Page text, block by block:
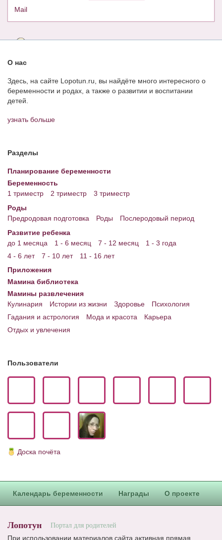
Mail
О нас
Здесь, на сайте Lopotun.ru, вы найдёте много интересного о
беременности и родах, а также о развитии и воспитании
детей.
узнать больше
Разделы
Планирование беременности
Беременность
1 триместр
2 триместр
3 триместр
Роды
Предродовая подготовка
Роды
Послеродовый период
Развитие ребенка
до 1 месяца
1 - 6 месяц 7 - 12 месяц
1 - 3 года
4 - 6 лет
7 - 10 лет
11 - 16 лет
Приложения
Мамина библиотека
Мамины развлечения
Кулинария
Истории из жизни Здоровье
Психология
Гадания и астрология
Мода и красота
Карьера
Отдых и увлечения
Пользователи
Доска почёта
Календарь беременности Награды О проекте
Лопотун Портал для родителей
При использовании материалов сайта активная прямая